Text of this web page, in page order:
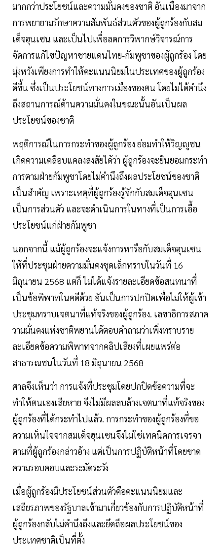
มากกว่าประโยชน์และความมั่นคงของชาติ อันเนื่องมาจาก
การพยายามรักษาความสัมพันธ์ส่วนตัวของผู้ถูกร้องกับสม
เด็จฮุนเซน และเป็นไปเพื่อลดการวิพากษ์วิจารณ์การ
จัดการแก้ไขปัญหาชายแดนไทย-กัมพูชาของผู้ถูกร้อง โดย
มุ่งหวังเพียงการทำให้คะแนนนิยมในประเทศของผู้ถูกร้อง
ดีขึ้น ซึ่งเป็นประโยชน์ทางการเมืองของตน โดยไม่ได้คำนึง
ถึงสถานการณ์ด้านความมั่นคงในขณะนั้นอันเป็นผล
ประโยชน์ของชาติ
พฤติการณ์ในการกระทำของผู้ถูกร้อง ย่อมทำให้วิญญูชน
เกิดความเคลือบแคลงสงสัยได้ว่า ผู้ถูกร้องจะยินยอมกระทำ
การตามฝ่ายกัมพูชาโดยไม่คำนึงถึงผลประโยชน์ของชาติ
เป็นสำคัญ เพราะเหตุที่ผู้ถูกร้องรู้จักกับสมเด็จฮุนเซน
เป็นการส่วนตัว และจะดำเนินการในทางที่เป็นการเอื้อ
ประโยชน์แก่ฝ่ายกัมพูชา
นอกจากนี้ แม้ผู้ถูกร้องจะแจ้งการหารือกับสมเด็จฮุนเซน
ให้ที่ประชุมฝ่ายความมั่นคงชุดเล็กทราบในวันที่ 16
มิถุนายน 2568 แต่ก็ ไม่ได้แจ้งรายละเอียดข้อสนทนาที่
เป็นข้อพิพาทในคดีด้วย อันเป็นการปกปิดเพื่อไม่ให้ผู้เข้า
ประชุมทราบเจตนาที่แท้จริงของผู้ถูกร้อง. เลขาธิการสภาค
วามมั่นคงแห่งชาติพยานได้ตอบคำถามว่าเพิ่งทราบราย
ละเอียดข้อความพิพาทจากคลิปเสียงที่เผยแพร่ต่อ
สาธารณชนในวันที่ 18 มิถุนายน 2568
ศาลจึงเห็นว่า การแจ้งที่ประชุมโดยปกปิดข้อความที่จะ
ทำให้ตนเองเสียหาย จึงไม่มีผลลบล้างเจตนาที่แท้จริงของ
ผู้ถูกร้องที่ได้กระทำไปแล้ว. การกระทำของผู้ถูกร้องที่ขอ
ความเห็นใจจากสมเด็จฮุนเซนจึงไม่ใช่เทคนิคการเจรจา
ตามที่ผู้ถูกร้องกล่าวอ้าง แต่เป็นการปฏิบัติหน้าที่โดยขาด
ความรอบคอบและระมัดระวัง
เมื่อผู้ถูกร้องมีประโยชน์ส่วนตัวคือคะแนนนิยมและ
เสถียรภาพของรัฐบาลเข้ามาเกี่ยวข้องกับการปฏิบัติหน้าที่
ผู้ถูกร้องกลับไม่คำนึงถึงและยึดถือผลประโยชน์ของ
ประเทศชาติเป็นที่ตั้ง